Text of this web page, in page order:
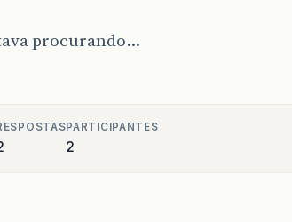
procurando…
PARTICIPANTES
2